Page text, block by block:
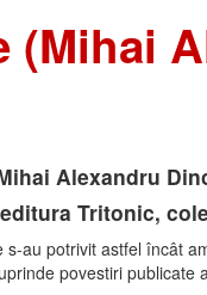
(Mihai
Alexandru
Tritonic,
s-au potrivit astfel încât
povestiri publicate